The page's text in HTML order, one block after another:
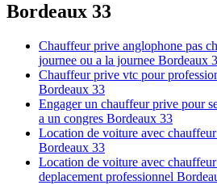
Bordeaux 33
Chauffeur prive anglophone pas
journee ou a la journee Bordeaux
Chauffeur prive vtc pour
Bordeaux 33
Engager un chauffeur prive pour
a un congres Bordeaux 33
Location de voiture avec
Bordeaux 33
Location de voiture avec
deplacement professionnel